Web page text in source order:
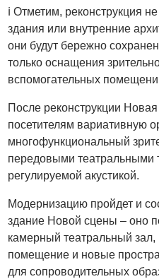
ℹ️ Отметим, реконструкция
здания или внутренние
они будут бережно
только оснащения
вспомогательных
После реконструкции
посетителям вариативную
многофункциональный
передовыми театральными
регулируемой акустикой.
Модернизацию пройдет и
здание Новой сцены – оно
камерный театральный зал,
помещение и новые
для сопроводительных